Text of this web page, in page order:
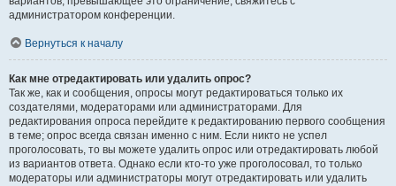
администратором конференции.
Вернуться к началу
Как мне отредактировать или удалить опрос?
Так же, как и сообщения, опросы могут редактироваться только их
создателями, модераторами или администраторами. Для
редактирования опроса перейдите к редактированию первого сообщения
в теме; опрос всегда связан именно с ним. Если никто не успел
проголосовать, то вы можете удалить опрос или отредактировать любой
из вариантов ответа. Однако если кто-то уже проголосовал, то только
модераторы или администраторы могут отредактировать или удалить